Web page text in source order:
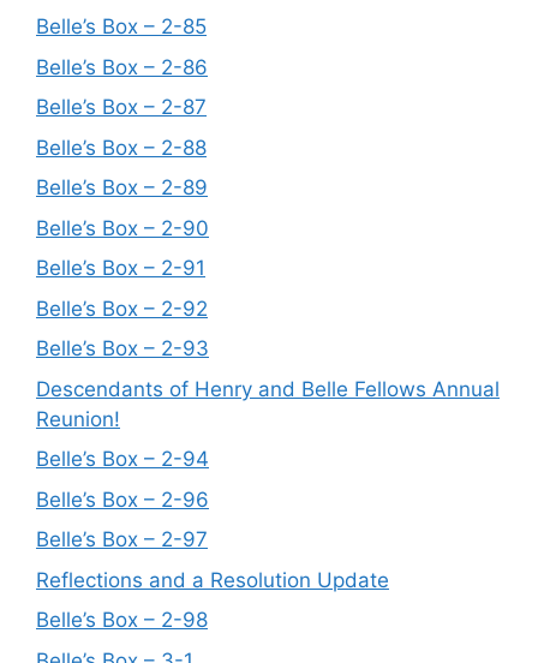
Belle’s Box – 2-85
Belle’s Box – 2-86
Belle’s Box – 2-87
Belle’s Box – 2-88
Belle’s Box – 2-89
Belle’s Box – 2-90
Belle’s Box – 2-91
Belle’s Box – 2-92
Belle’s Box – 2-93
Descendants of Henry and Belle Fellows Annual
Reunion!
Belle’s Box – 2-94
Belle’s Box – 2-96
Belle’s Box – 2-97
Reflections and a Resolution Update
Belle’s Box – 2-98